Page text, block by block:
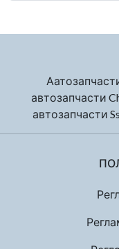
автозапчасти
автозапчасти